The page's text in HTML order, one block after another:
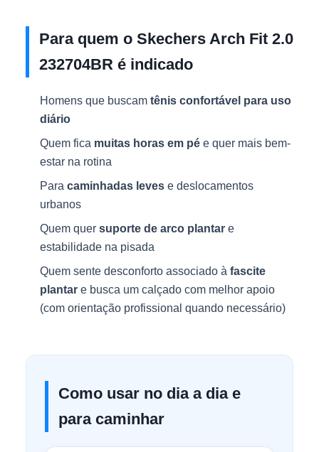
Para quem o Skechers Arch Fit 2.0
232704BR é indicado
Homens que buscam tênis confortável para uso
diário
Quem fica muitas horas em pé e quer mais bem-
estar na rotina
Para caminhadas leves e deslocamentos
urbanos
Quem quer suporte de arco plantar e
estabilidade na pisada
Quem sente desconforto associado à fascite
plantar e busca um calçado com melhor apoio
(com orientação profissional quando necessário)
Como usar no dia a dia e
para caminhar